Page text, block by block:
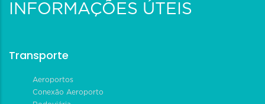
INFORMAÇÕES ÚTEIS
Transporte
Aeroportos
Conexão Aeroporto